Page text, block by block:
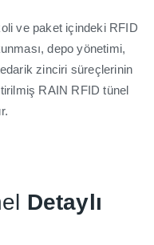
ve paket içindeki RFID
depo yönetimi,
zinciri süreçlerinin
RAIN RFID tünel
Detaylı